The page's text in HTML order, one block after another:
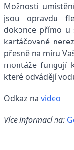
Možnosti
jsou opravdu
dokonce přímo u
kartáčované
přesně na míru
montáže fungují
které odvádějí
Odkaz na video
Více informací na: